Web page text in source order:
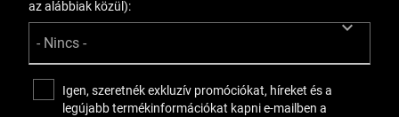
az alábbiak közül):
Igen, szeretnék exkluzív promóciókat, híreket és a
legújabb termékinformációkat kapni e-mailben a